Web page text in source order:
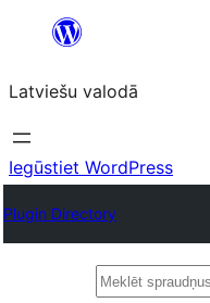
Pāriet
saturu
Latviešu valodā
Iegūstiet WordPress
Plugin Directory
Meklēt